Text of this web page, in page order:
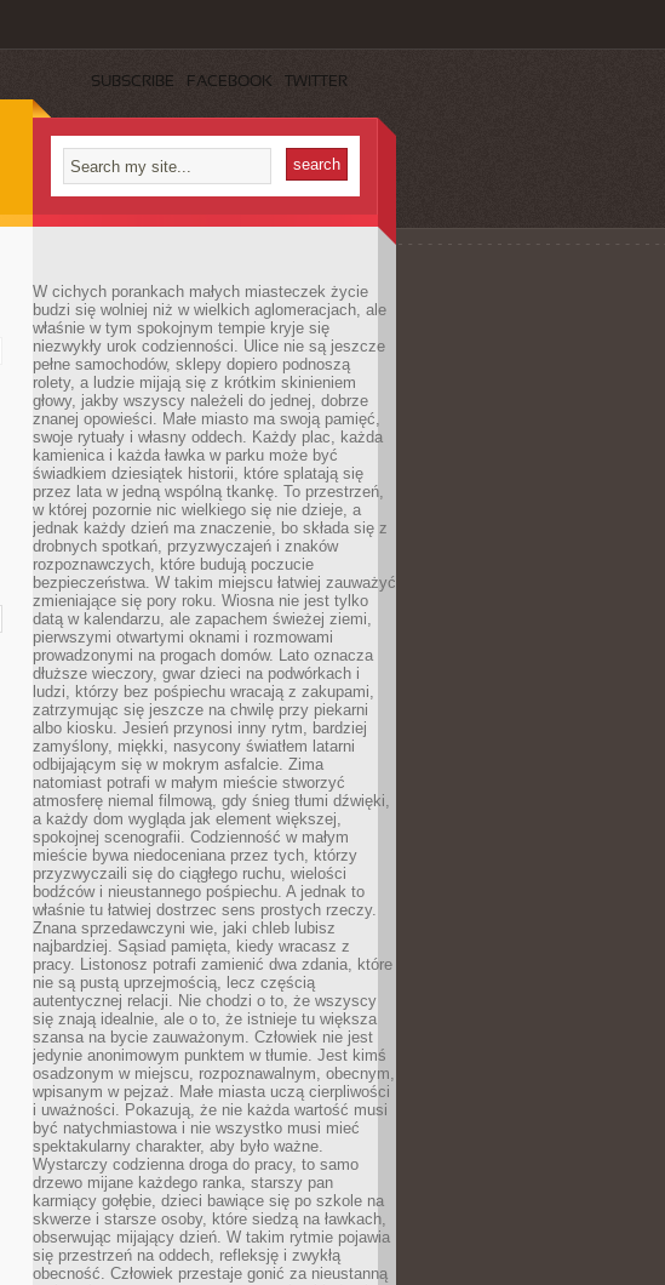
SUBSCRIBE FACEBOOK TWITTER
W cichych porankach małych miasteczek życie
budzi się wolniej niż w wielkich aglomeracjach, ale
właśnie w tym spokojnym tempie kryje się
niezwykły urok codzienności. Ulice nie są jeszcze
pełne samochodów, sklepy dopiero podnoszą
rolety, a ludzie mijają się z krótkim skinieniem
głowy, jakby wszyscy należeli do jednej, dobrze
znanej opowieści. Małe miasto ma swoją pamięć,
swoje rytuały i własny oddech. Każdy plac, każda
kamienica i każda ławka w parku może być
świadkiem dziesiątek historii, które splatają się
przez lata w jedną wspólną tkankę. To przestrzeń,
w której pozornie nic wielkiego się nie dzieje, a
jednak każdy dzień ma znaczenie, bo składa się z
drobnych spotkań, przyzwyczajeń i znaków
rozpoznawczych, które budują poczucie
bezpieczeństwa. W takim miejscu łatwiej zauważyć
zmieniające się pory roku. Wiosna nie jest tylko
datą w kalendarzu, ale zapachem świeżej ziemi,
pierwszymi otwartymi oknami i rozmowami
prowadzonymi na progach domów. Lato oznacza
dłuższe wieczory, gwar dzieci na podwórkach i
ludzi, którzy bez pośpiechu wracają z zakupami,
zatrzymując się jeszcze na chwilę przy piekarni
albo kiosku. Jesień przynosi inny rytm, bardziej
zamyślony, miękki, nasycony światłem latarni
odbijającym się w mokrym asfalcie. Zima
natomiast potrafi w małym mieście stworzyć
atmosferę niemal filmową, gdy śnieg tłumi dźwięki,
a każdy dom wygląda jak element większej,
spokojnej scenografii. Codzienność w małym
mieście bywa niedoceniana przez tych, którzy
przyzwyczaili się do ciągłego ruchu, wielości
bodźców i nieustannego pośpiechu. A jednak to
właśnie tu łatwiej dostrzec sens prostych rzeczy.
Znana sprzedawczyni wie, jaki chleb lubisz
najbardziej. Sąsiad pamięta, kiedy wracasz z
pracy. Listonosz potrafi zamienić dwa zdania, które
nie są pustą uprzejmością, lecz częścią
autentycznej relacji. Nie chodzi o to, że wszyscy
się znają idealnie, ale o to, że istnieje tu większa
szansa na bycie zauważonym. Człowiek nie jest
jedynie anonimowym punktem w tłumie. Jest kimś
osadzonym w miejscu, rozpoznawalnym, obecnym,
wpisanym w pejzaż. Małe miasta uczą cierpliwości
i uważności. Pokazują, że nie każda wartość musi
być natychmiastowa i nie wszystko musi mieć
spektakularny charakter, aby było ważne.
Wystarczy codzienna droga do pracy, to samo
drzewo mijane każdego ranka, starszy pan
karmiący gołębie, dzieci bawiące się po szkole na
skwerze i starsze osoby, które siedzą na ławkach,
obserwując mijający dzień. W takim rytmie pojawia
się przestrzeń na oddech, refleksję i zwykłą
obecność. Człowiek przestaje gonić za nieustanną